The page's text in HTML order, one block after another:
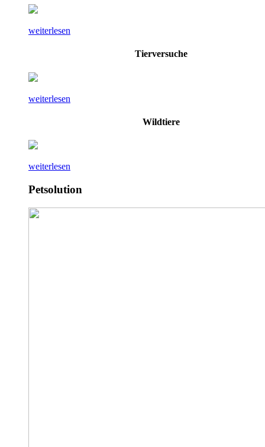
weiterlesen
Tierversuche
weiterlesen
Wildtiere
weiterlesen
Petsolution